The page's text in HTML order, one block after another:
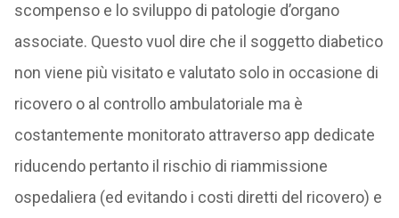
scompenso e lo sviluppo di patologie d’organo
associate. Questo vuol dire che il soggetto diabetico
non viene più visitato e valutato solo in occasione di
ricovero o al controllo ambulatoriale ma è
costantemente monitorato attraverso app dedicate
riducendo pertanto il rischio di riammissione
ospedaliera (ed evitando i costi diretti del ricovero) e